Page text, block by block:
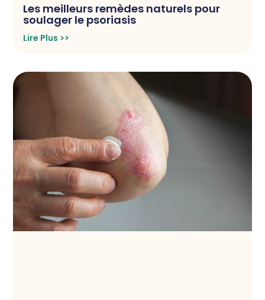
Les meilleurs remèdes naturels pour
soulager le psoriasis
Lire Plus >>